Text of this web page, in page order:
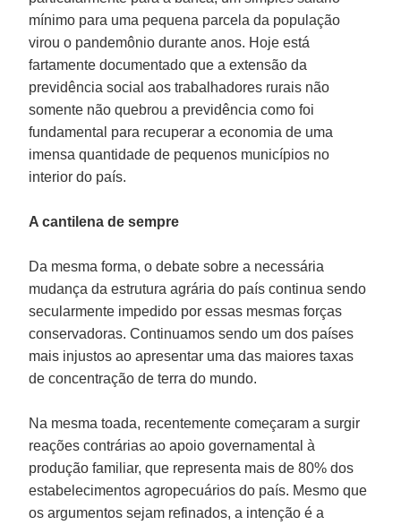
mínimo para uma pequena parcela da população
virou o pandemônio durante anos. Hoje está
fartamente documentado que a extensão da
previdência social aos trabalhadores rurais não
somente não quebrou a previdência como foi
fundamental para recuperar a economia de uma
imensa quantidade de pequenos municípios no
interior do país.
A cantilena de sempre
Da mesma forma, o debate sobre a necessária
mudança da estrutura agrária do país continua sendo
secularmente impedido por essas mesmas forças
conservadoras. Continuamos sendo um dos países
mais injustos ao apresentar uma das maiores taxas
de concentração de terra do mundo.
Na mesma toada, recentemente começaram a surgir
reações contrárias ao apoio governamental à
produção familiar, que representa mais de 80% dos
estabelecimentos agropecuários do país. Mesmo que
os argumentos sejam refinados, a intenção é a